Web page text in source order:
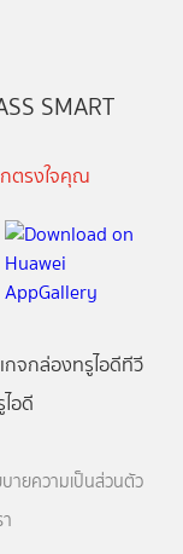
SMART
ตรงใจคุณ
กจกล่องทรูไอดีทีวี
อดี
บายความเป็นส่วนตัว